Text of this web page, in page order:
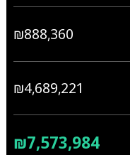
₪888,360
₪4,689,221
₪7,573,984